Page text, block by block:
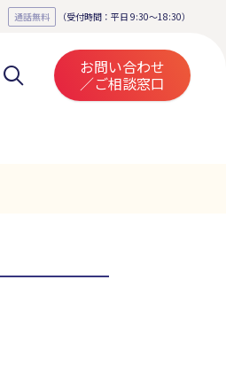
通話無料 （受付時間：平日 9:30～18:30）
お問い合わせ
／ご相談窓口